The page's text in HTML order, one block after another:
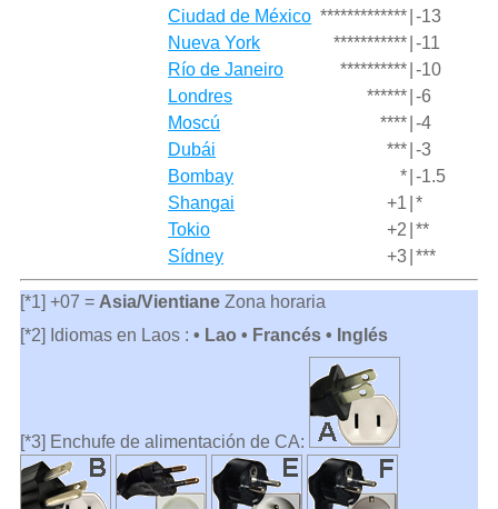
Ciudad de México ************* -13
Nueva York
*********** -11
Río de Janeiro
********** -10
Londres
****** -6
Moscú
**** -4
Dubái
*** -3
Bombay
* -1.5
Shangai
+1 *
Tokio
+2 **
Sídney
+3 ***
[*1] +07 = Asia/VientianeZona horaria
[*2] Idiomas en Laos : • Lao • Francés • Inglés
[*3] Enchufe de alimentación de CA: